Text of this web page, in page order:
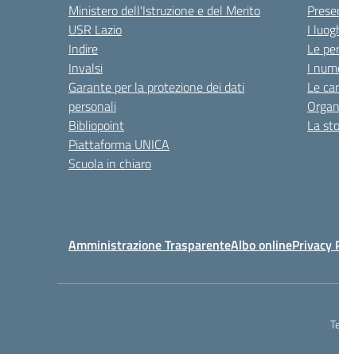
Ministero dell'Istruzione e del Merito
USR Lazio
Indire
Invalsi
Garante per la protezione dei dati
personali
Bibliopoint
Piattaforma UNICA
Scuola in chiaro
I
Le
I
Le
La
Amministrazione TrasparenteAlbo onlinePrivacy